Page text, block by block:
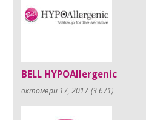
BELL HYPOAllergenic
октомври 17, 2017 (3 671)